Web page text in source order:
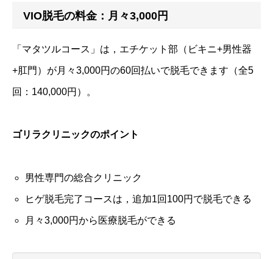
VIO脱毛の料金：月々3,000円
「マタツルコース」は，エチケット部（ビキニ+男性器
+肛門）が月々3,000円の60回払いで脱毛できます（全5
回：140,000円）。
ゴリラクリニックのポイント
男性専門の総合クリニック
ヒゲ脱毛完了コースは，追加1回100円で脱毛できる
月々3,000円から医療脱毛ができる